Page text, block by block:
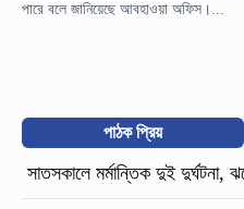
পারে বলে জানিয়েছে আবহাওয়া অফিস।...
পাঠক প্রিয়
সাতসকালে মর্মান্তিক দুই দুর্ঘটনা,